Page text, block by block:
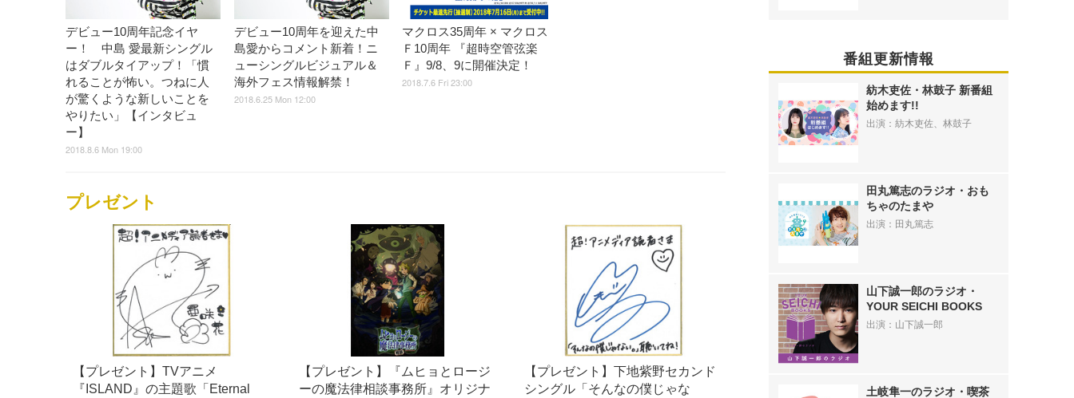
デビュー10周年記念イヤ
ー！ 中島 愛最新シングル
はダブルタイアップ！「慣
れることが怖い。つねに人
が驚くような新しいことを
やりたい」【インタビュ
ー】
2018.8.6 Mon 19:00
デビュー10周年を迎えた中
島愛からコメント新着！ニ
ューシングルビジュアル＆
海外フェス情報解禁！
2018.6.25 Mon 12:00
マクロス35周年 × マクロス
Ｆ10周年 『超時空管弦楽
Ｆ』9/8、9に開催決定！
2018.7.6 Fri 23:00
プレゼント
【プレゼント】TVアニメ
『ISLAND』の主題歌「Eternal
【プレゼント】『ムヒョとロージ
ーの魔法律相談事務所』オリジナ
【プレゼント】下地紫野セカンド
シングル「そんなの僕じゃな
番組更新情報
紡木吏佐・林鼓子 新番組
始めます!!
出演：紡木吏佐、林鼓子
田丸篤志のラジオ・おも
ちゃのたまや
出演：田丸篤志
山下誠一郎のラジオ・
YOUR SEICHI BOOKS
出演：山下誠一郎
土岐隼一のラジオ・喫茶